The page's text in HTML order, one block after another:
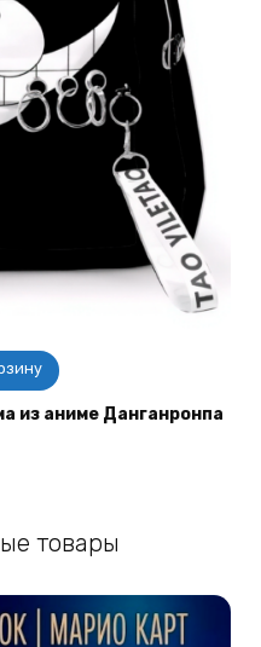
из аниме Данганронпа
товары